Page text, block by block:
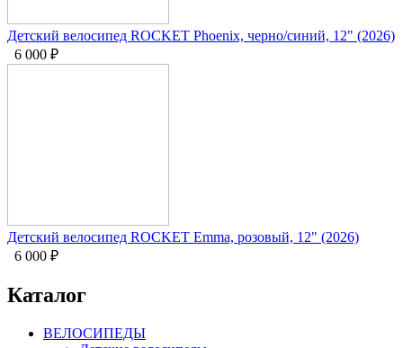
Детский велосипед ROCKET Phoenix, черно/синий, 12" (2026)
6 000 ₽
Детский велосипед ROCKET Emma, розовый, 12" (2026)
6 000 ₽
Каталог
ВЕЛОСИПЕДЫ